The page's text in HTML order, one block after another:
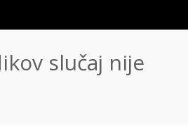
slučaj nije